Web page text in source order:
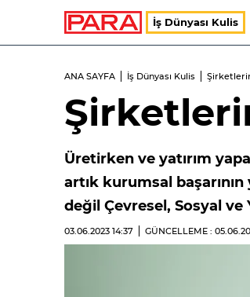
İş Dünyası Kulis
ANA SAYFA İş Dünyası Kulis
Üretirken ve yatırım
artık kurumsal
değil Çevresel, Sosyal ve
03.06.2023 14:37 GÜNCELLEME :